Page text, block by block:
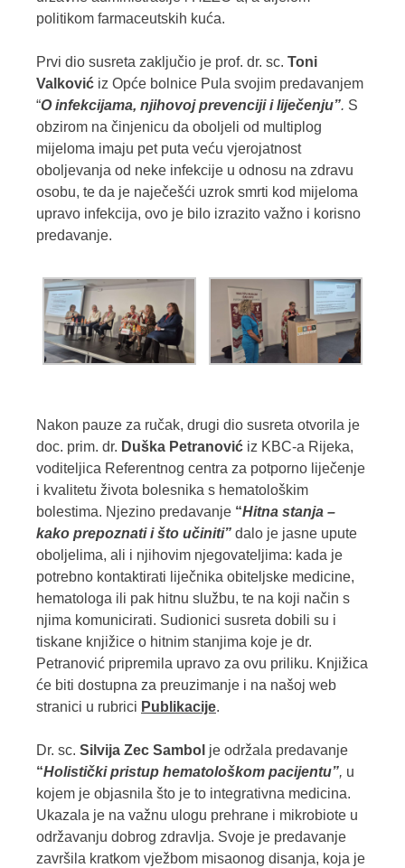
politikom farmaceutskih kuća.
Prvi dio susreta zaključio je prof. dr. sc. Toni
Valković iz Opće bolnice Pula svojim predavanjem
“O infekcijama, njihovoj prevenciji i liječenju”. S
obzirom na činjenicu da oboljeli od multiplog
mijeloma imaju pet puta veću vjerojatnost
oboljevanja od neke infekcije u odnosu na zdravu
osobu, te da je naječešći uzrok smrti kod mijeloma
upravo infekcija, ovo je bilo izrazito važno i korisno
predavanje.
Nakon pauze za ručak, drugi dio susreta otvorila je
doc. prim. dr. Duška Petranović iz KBC-a Rijeka,
voditeljica Referentnog centra za potporno liječenje
i kvalitetu života bolesnika s hematološkim
bolestima. Njezino predavanje “Hitna stanja –
kako prepoznati i što učiniti” dalo je jasne upute
oboljelima, ali i njihovim njegovateljima: kada je
potrebno kontaktirati liječnika obiteljske medicine,
hematologa ili pak hitnu službu, te na koji način s
njima komunicirati. Sudionici susreta dobili su i
tiskane knjižice o hitnim stanjima koje je dr.
Petranović pripremila upravo za ovu priliku. Knjižica
će biti dostupna za preuzimanje i na našoj web
stranici u rubrici Publikacije.
Dr. sc. Silvija Zec Sambol je održala predavanje
“Holistički pristup hematološkom pacijentu”, u
kojem je objasnila što je to integrativna medicina.
Ukazala je na važnu ulogu prehrane i mikrobiote u
održavanju dobrog zdravlja. Svoje je predavanje
završila kratkom vježbom misaonog disanja, koja je